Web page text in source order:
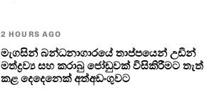
2 HOURS AGO
මැගසින් බන්ධනාගාරයේ තාප්පයෙන් උඩින්
මත්ද්‍රව්‍ය සහ කරාබු ජෝඩුවක් විසිකිරීමට තැත්
කළ දෙදෙනෙක් අත්අඩංගුවට